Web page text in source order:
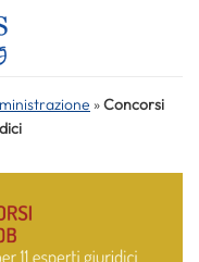
»Concorsi